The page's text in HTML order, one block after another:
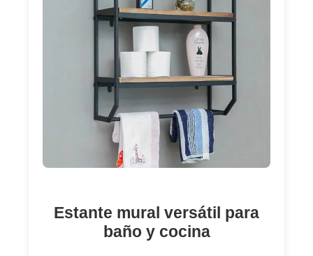
Estante mural versátil para
baño y cocina